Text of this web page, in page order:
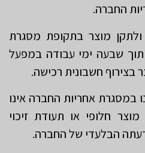
החברה.
מוצר בתקופת מסגרת
שבעה ימי עבודה במפעל
חשבונית רכישה.
במסגרת אחריות החברה אינו
מוצר חלופי או תעודת זיכוי
הבלעדי של החברה.